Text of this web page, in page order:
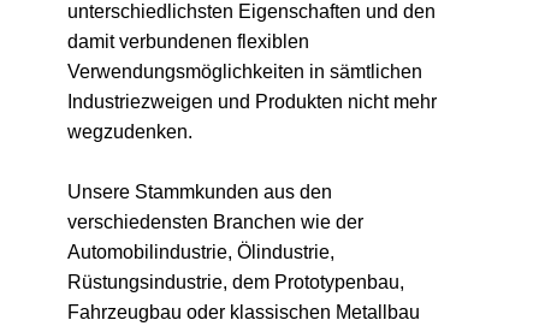
unterschiedlichsten Eigenschaften und den
damit verbundenen flexiblen
Verwendungsmöglichkeiten in sämtlichen
Industriezweigen und Produkten nicht mehr
wegzudenken.
Unsere Stammkunden aus den
verschiedensten Branchen wie der
Automobilindustrie, Ölindustrie,
Rüstungsindustrie, dem Prototypenbau,
Fahrzeugbau oder klassischen Metallbau